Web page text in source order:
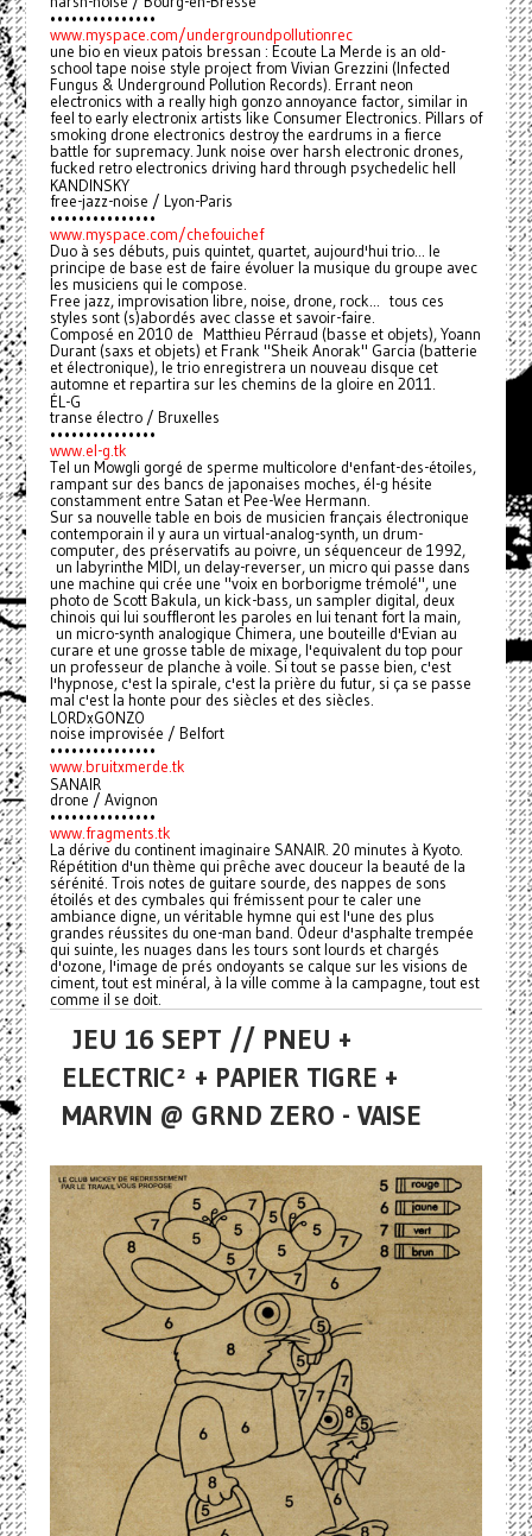
•••••••••••••••
www.myspace.com/undergroundpollutionrec
une bio en vieux patois bressan : Ecoute La Merde is an old-
school tape noise style project from Vivian Grezzini (Infected
Fungus & Underground Pollution Records). Errant neon
electronics with a really high gonzo annoyance factor, similar in
feel to early electronix artists like Consumer Electronics. Pillars of
smoking drone electronics destroy the eardrums in a fierce
battle for supremacy. Junk noise over harsh electronic drones,
fucked retro electronics driving hard through psychedelic hell
KANDINSKY
free-jazz-noise / Lyon-Paris
•••••••••••••••
www.myspace.com/chefouichef
Duo à ses débuts, puis quintet, quartet, aujourd'hui trio... le
principe de base est de faire évoluer la musique du groupe avec
les musiciens qui le compose.
Free jazz, improvisation libre, noise, drone, rock... tous ces
styles sont (s)abordés avec classe et savoir-faire.
Composé en 2010 de Matthieu Pérraud (basse et objets), Yoann
Durant (saxs et objets) et Frank "Sheik Anorak" Garcia (batterie
et électronique), le trio enregistrera un nouveau disque cet
automne et repartira sur les chemins de la gloire en 2011.
ÉL-G
transe électro / Bruxelles
•••••••••••••••
www.el-g.tk
Tel un Mowgli gorgé de sperme multicolore d'enfant-des-étoiles,
rampant sur des bancs de japonaises moches, él-g hésite
constamment entre Satan et Pee-Wee Hermann.
Sur sa nouvelle table en bois de musicien français électronique
contemporain il y aura un virtual-analog-synth, un drum-
computer, des préservatifs au poivre, un séquenceur de 1992,
un labyrinthe MIDI, un delay-reverser, un micro qui passe dans
une machine qui crée une "voix en borborigme trémolé", une
photo de Scott Bakula, un kick-bass, un sampler digital, deux
chinois qui lui souffleront les paroles en lui tenant fort la main,
un micro-synth analogique Chimera, une bouteille d'Evian au
curare et une grosse table de mixage, l'equivalent du top pour
un professeur de planche à voile. Si tout se passe bien, c'est
l'hypnose, c'est la spirale, c'est la prière du futur, si ça se passe
mal c'est la honte pour des siècles et des siècles.
LORDxGONZO
noise improvisée / Belfort
•••••••••••••••
www.bruitxmerde.tk
SANAIR
drone / Avignon
•••••••••••••••
www.fragments.tk
La dérive du continent imaginaire SANAIR. 20 minutes à Kyoto.
Répétition d'un thème qui prêche avec douceur la beauté de la
sérénité. Trois notes de guitare sourde, des nappes de sons
étoilés et des cymbales qui frémissent pour te caler une
ambiance digne, un véritable hymne qui est l'une des plus
grandes réussites du one-man band. Odeur d'asphalte trempée
qui suinte, les nuages dans les tours sont lourds et chargés
d'ozone, l'image de prés ondoyants se calque sur les visions de
ciment, tout est minéral, à la ville comme à la campagne, tout est
comme il se doit.
JEU 16 SEPT // PNEU +
ELECTRIC² + PAPIER TIGRE +
MARVIN @ GRND ZERO - VAISE